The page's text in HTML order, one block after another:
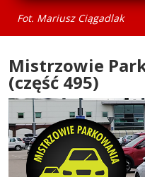
Fot. Mariusz Ciągadlak
Mistrzowie
(część 495)